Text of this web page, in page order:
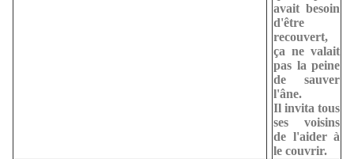
avait besoin
d'être
recouvert,
ça ne valait
pas la peine
de sauver
l'âne.
Il invita tous
ses voisins
de l'aider à
le couvrir.